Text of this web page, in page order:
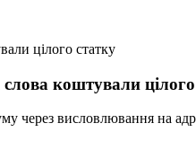
цілого статку
слова коштували
через висловлювання на